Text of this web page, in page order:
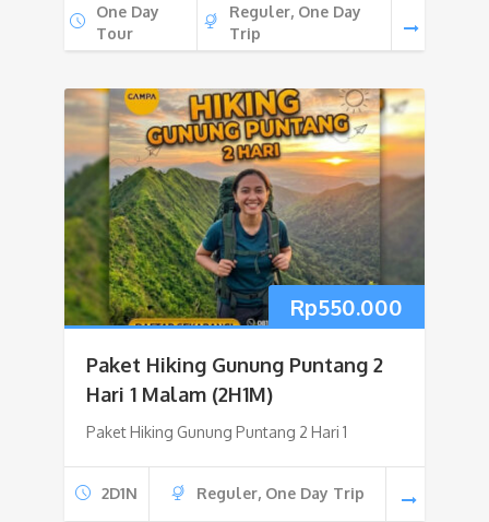
One Day
Tour
Reguler, One Day
Trip
Rp550.000
Paket Hiking Gunung Puntang 2
Hari 1 Malam (2H1M)
Paket Hiking Gunung Puntang 2 Hari 1
2D1N Reguler, One Day Trip